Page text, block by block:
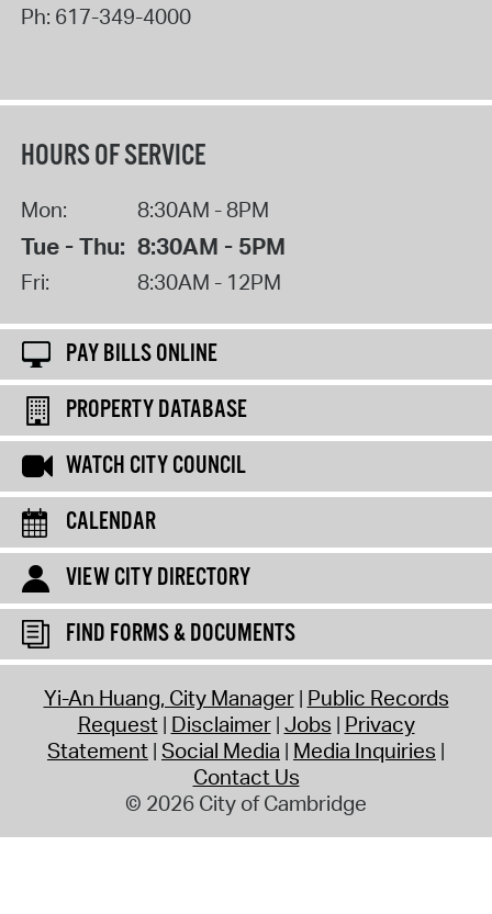
Ph: 617-349-4000
HOURS OF SERVICE
Mon: 8:30AM - 8PM
Tue - Thu: 8:30AM - 5PM
Fri: 8:30AM - 12PM
PAY BILLS ONLINE
PROPERTY DATABASE
WATCH CITY COUNCIL
CALENDAR
VIEW CITY DIRECTORY
FIND FORMS & DOCUMENTS
Yi-An Huang, City Manager Public Records
Request Disclaimer Jobs Privacy
Statement Social Media Media Inquiries
Contact Us
© 2026 City of Cambridge